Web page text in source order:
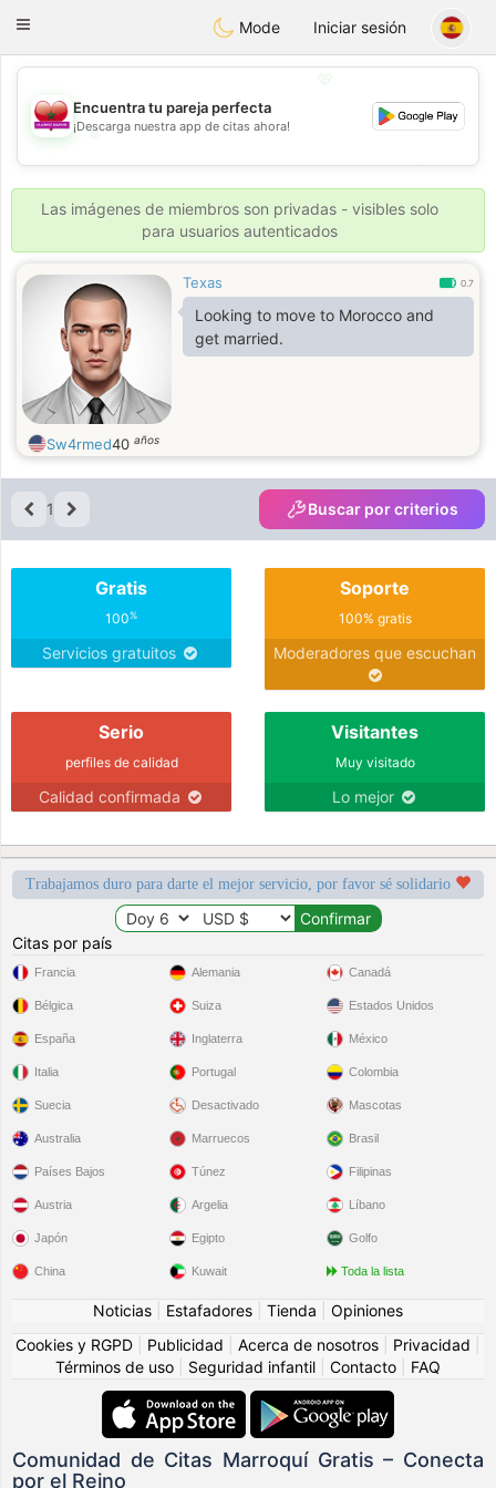
Maroc Dating
Toggle
Mode Iniciar sesión
💖
💕
💕
Encuentra tu pareja perfecta
¡Descarga nuestra app de citas ahora!
Las imágenes de miembros son privadas - visibles solo
para usuarios autenticados
Texas 0.7
Looking to move to Morocco and
get married.
Sw4rmed40 años
1 Buscar por criterios
Gratis
100%
Servicios gratuitos
Soporte
100% gratis
Moderadores que escuchan
Serio
perfiles de calidad
Calidad confirmada
Visitantes
Muy visitado
Lo mejor
Trabajamos duro para darte el mejor servicio, por favor sé solidario
Citas por país
Francia
Bélgica
España
Italia
Suecia
Alemania
Suiza
Inglaterra
Portugal
Desactivado
Canadá
Estados Unidos
México
Colombia
Mascotas
Australia
Países Bajos
Austria
Japón
China
Marruecos
Túnez
Argelia
Egipto
Kuwait
Brasil
Filipinas
Líbano
Golfo
Toda la lista
Noticias Estafadores Tienda
Opiniones
Cookies y RGPD
Publicidad Acerca de nosotros Privacidad
Términos de uso
Seguridad infantil Contacto FAQ
Comunidad de Citas Marroquí Gratis – Conecta
por el Reino